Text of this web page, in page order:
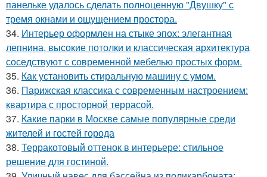
панельке удалось сделать полноценную "Двушку" с
тремя окнами и ощущением простора.
34. Интерьер оформлен на стыке эпох: элегантная
лепнина, высокие потолки и классическая архитектура
соседствуют с современной мебелью простых форм.
35. Как установить стиральную машину с умом.
36. Парижская классика с современным настроением:
квартира с просторной террасой.
37. Какие парки в Москве самые популярные среди
жителей и гостей города
38. Терракотовый оттенок в интерьере: стильное
решение для гостиной.